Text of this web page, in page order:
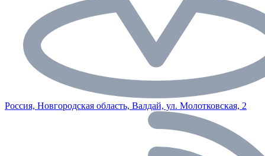
Россия, Новгородская область, Валдай, ул. Молотковская, 2